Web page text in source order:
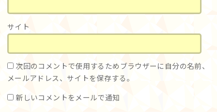
サイト
次回のコメントで使用するためブラウザーに自分の名前、
メールアドレス、サイトを保存する。
新しいコメントをメールで通知